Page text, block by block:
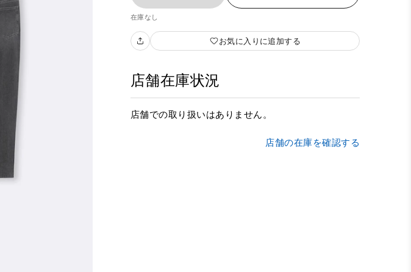
在庫なし
お気に入りに追加する
店舗在庫状況
店舗での取り扱いはありません。
店舗の在庫を確認する